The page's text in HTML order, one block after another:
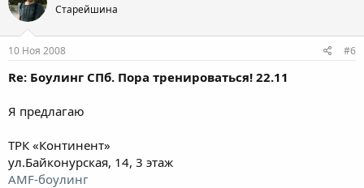
Старейшина
10 Ноя 2008 #6
Re: Боулинг СПб. Пора тренироваться! 22.11
Я предлагаю
ТРК «Континент»
ул.Байконурская, 14, 3 этаж
AMF-боулинг